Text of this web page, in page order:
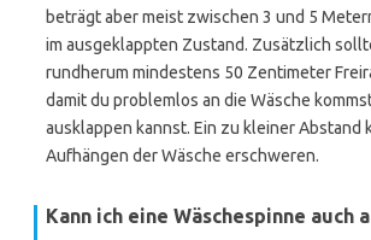
beträgt aber meist zwischen 3 und 5
im ausgeklappten Zustand. Zusätzlich
rundherum mindestens 50 Zentimeter
damit du problemlos an die Wäsche
ausklappen kannst. Ein zu kleiner Abstand
Aufhängen der Wäsche erschweren.
Kann ich eine Wäschespinne auch